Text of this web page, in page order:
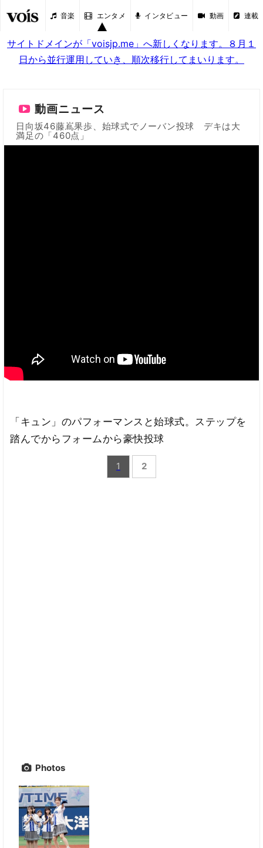
音楽 エンタメ インタビュー 動画 連載
サイトドメインが「voisjp.me」へ新しくなります。８月１
日から並行運用していき、順次移行してまいります。
動画ニュース
日向坂46藤嶌果歩、始球式でノーバン投球 デキは大
満足の「460点」
「キュン」のパフォーマンスと始球式。ステップを
踏んでからフォームから豪快投球
1 2
Photos